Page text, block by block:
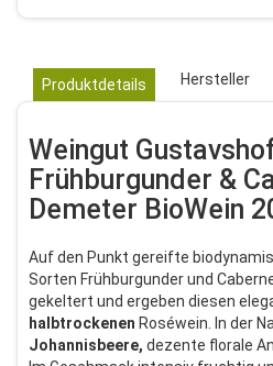
Produktdetails Hersteller
Weingut
Frühburgunder &
Demeter BioWein
Auf den Punkt gereifte
Sorten Frühburgunder und
gekeltert und ergeben diesen
halbtrockenen Roséwein. In der
Johannisbeere, dezente florale